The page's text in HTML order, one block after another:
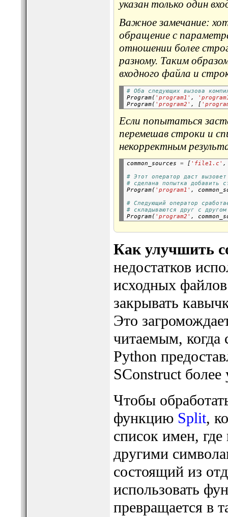
указан только один
Важное замечание:
обращение с
отношении более
разному. Таким
входного файла и
# Оба следующих вызова
Program( 'program1' ,
Program( 'program2' , [
Если попытаться
перемешав строки и
некорректным
common_sources = [ 'file1.c'
# Этот оператор даст
# сделана попытка добавить
Program( 'program1' ,
# Следующий оператор
# складываются друг с
Program( 'program2' ,
Как улучшить
недостатков
исходных
закрывать
Это
читаемым, когда
Python
SConstruct
Чтобы
функцию Split,
список имен,
другими
состоящий из
использовать
превращается в